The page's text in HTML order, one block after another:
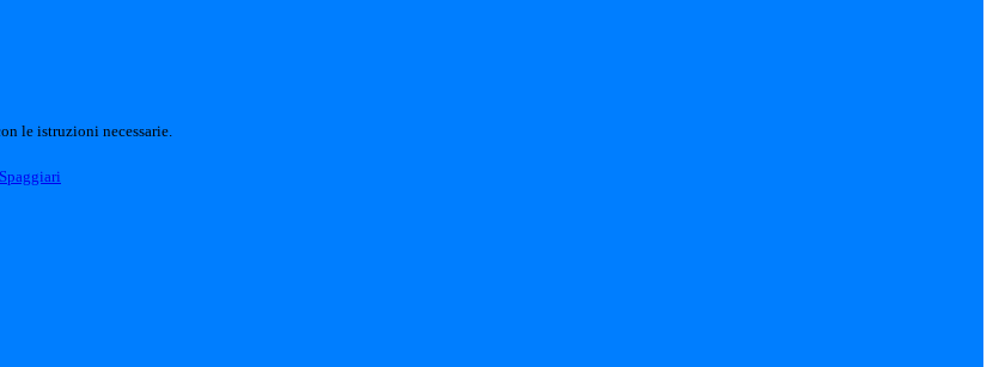
le istruzioni necessarie.